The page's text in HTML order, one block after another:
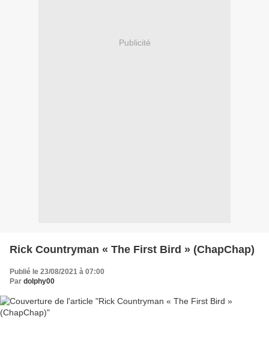
Publicité
Rick Countryman « The First Bird » (ChapChap)
Publié le 23/08/2021 à 07:00
Par dolphy00